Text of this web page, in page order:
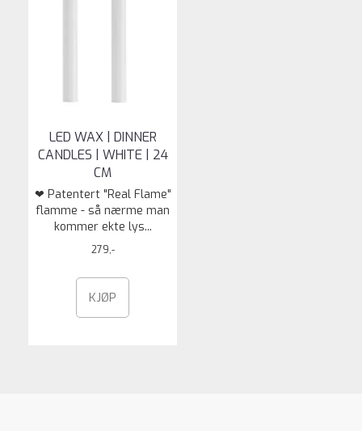
LED WAX | DINNER
CANDLES | WHITE | 24
CM
❤ Patentert "Real Flame"
flamme - så nærme man
kommer ekte lys...
279,-
KJØP